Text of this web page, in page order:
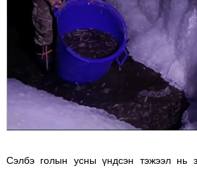
Сэлбэ голын усны үндсэн тэжээл нь